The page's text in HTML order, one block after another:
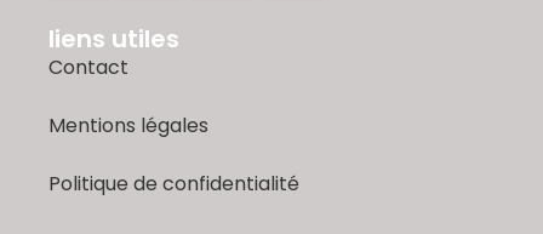
liens utiles
Contact
Mentions légales
Politique de confidentialité